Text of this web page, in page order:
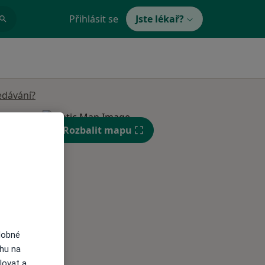
Přihlásit se Jste lékař?
St Čt
13 Srpen
Rozbalit mapu
na